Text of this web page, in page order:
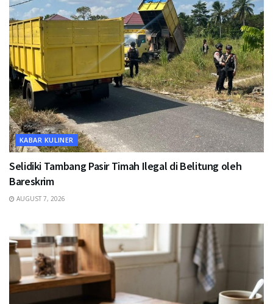
KABAR KULINER
Selidiki Tambang Pasir Timah Ilegal di Belitung oleh
Bareskrim
AUGUST 7, 2026